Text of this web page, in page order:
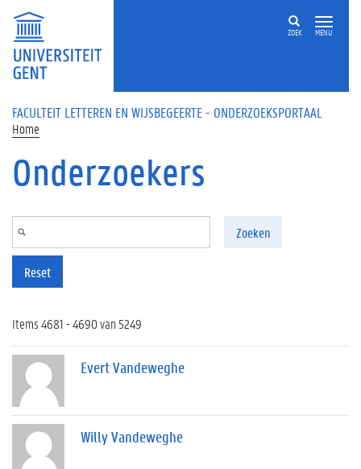
Overslaan en naar de inhoud gaan
ZOEK MENU
FACULTEIT LETTEREN EN WIJSBEGEERTE - ONDERZOEKSPORTAAL
Home
Onderzoekers
Zoeken
Reset
Items 4681 - 4690 van 5249
Evert Vandeweghe
Willy Vandeweghe